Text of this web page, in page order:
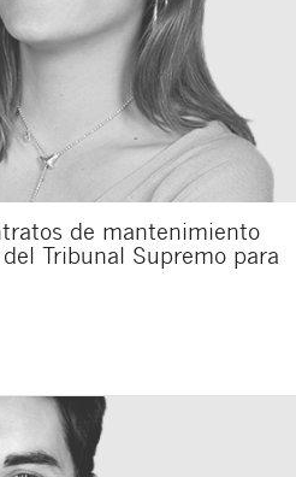
de mantenimiento
Tribunal Supremo para